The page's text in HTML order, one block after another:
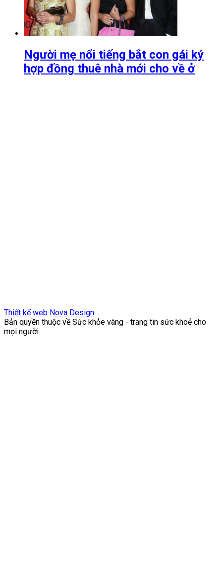
Người mẹ nổi tiếng bắt con gái ký
hợp đồng thuê nhà mới cho về ở
Thiết kế web Nova Design.
Bản quyền thuộc về Sức khỏe vàng - trang tin sức khoẻ cho
mọi người